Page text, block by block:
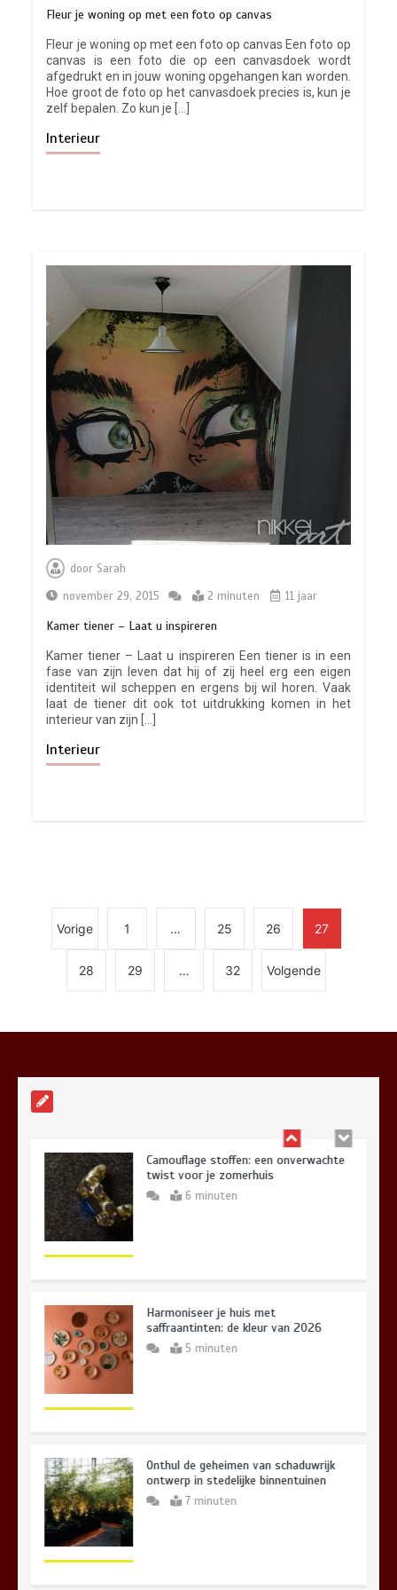
Fleur je woning op met een foto op canvas
Fleur je woning op met een foto op canvas Een foto op
canvas is een foto die op een canvasdoek wordt
afgedrukt en in jouw woning opgehangen kan worden.
Hoe groot de foto op het canvasdoek precies is, kun je
zelf bepalen. Zo kun je […]
Interieur
door Sarah
november 29, 2015
2 minuten 11 jaar
Kamer tiener – Laat u inspireren
Kamer tiener – Laat u inspireren Een tiener is in een
fase van zijn leven dat hij of zij heel erg een eigen
identiteit wil scheppen en ergens bij wil horen. Vaak
laat de tiener dit ook tot uitdrukking komen in het
interieur van zijn […]
Interieur
Vorige 1 … 25 26 27
28 29 … 32 Volgende
Camouflage stoffen: een onverwachte
Harmoniseer je huis met
saffraantinten: de kleur van 2026
Camouflage stoffen: een onverwachte
twist voor je zomerhuis
6 minuten
Harmoniseer je huis met
saffraantinten: de kleur van 2026
5 minuten
Onthul de geheimen van schaduwrijk
ontwerp in stedelijke binnentuinen
7 minuten